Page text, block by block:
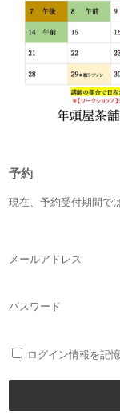
予約
現在、予約受付期間で
メールアドレス
パスワード
ログイン情報を記憶